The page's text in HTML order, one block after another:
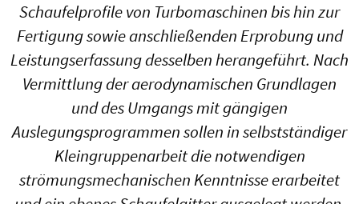
Schaufelprofile von Turbomaschinen bis hin zur
Fertigung sowie anschließenden Erprobung und
Leistungserfassung desselben herangeführt. Nach
Vermittlung der aerodynamischen Grundlagen
und des Umgangs mit gängigen
Auslegungsprogrammen sollen in selbstständiger
Kleingruppenarbeit die notwendigen
strömungsmechanischen Kenntnisse erarbeitet